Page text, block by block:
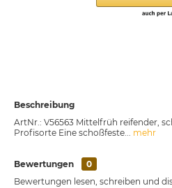
Beschreibung
ArtNr.: V56563 Mittelfrüh reifender,
Profisorte Eine schoßfeste... mehr
Bewertungen
0
Bewertungen lesen, schreiben und